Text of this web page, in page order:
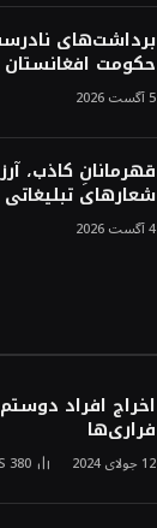
برداشت‌های
حکومت افغانستان
5 آگست 2026
قهرمانانِ کاذب،
شعارهای تبلیغاتی
4 آگست 2026
اخراج افراد
فراری‌ها
12 جولای 2024 380